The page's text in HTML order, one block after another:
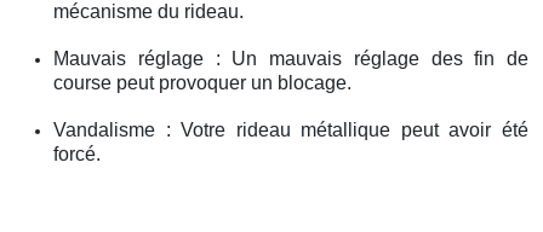
mécanisme du rideau.
Mauvais réglage : Un mauvais réglage des fin de
course peut provoquer un blocage.
Vandalisme : Votre rideau métallique peut avoir été
forcé.